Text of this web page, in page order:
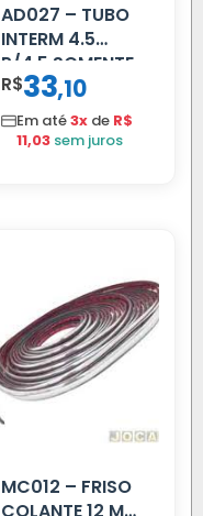
AD027 – TUBO
INTERM 4.5
P/4.5 SOMENTE
PROLONGADOR
R$33,10
Em até3x de R$
11,03 sem juros
MC012 – FRISO
COLANTE 12 MM